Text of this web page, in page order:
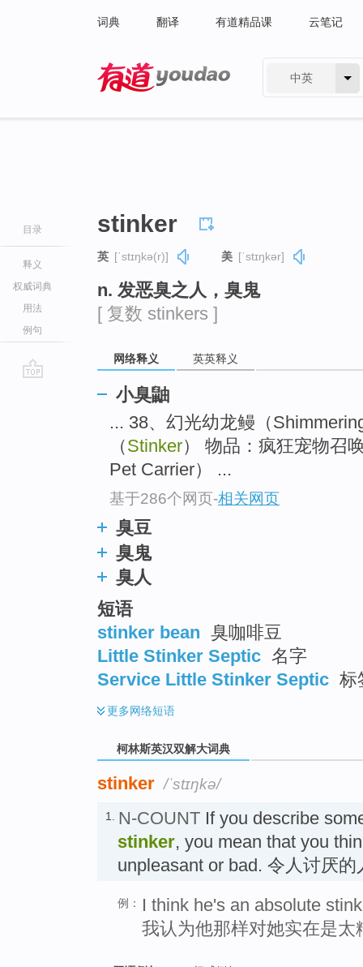
词典 翻译 有道精品课 云笔记
中英
目录
释义
权威词典
用法
例句
stinker
英 [ˈstɪŋkə(r)] 美 [ˈstɪŋkər]
n. 发恶臭之人，臭鬼
[ 复数 stinkers ]
网络释义 英英释义
小臭鼬
... 38、幻光幼龙鳗（
（Stinker） 物品：疯狂宠物召
Pet Carrier） ...
基于286个网页-相关网页
臭豆
臭鬼
臭人
短语
stinker bean 臭咖啡豆
Little Stinker Septic 名字
Service Little Stinker Septic 标
更多网络短语
柯林斯英汉双解大词典
stinker /ˈstɪŋkə/
1. N-COUNT If you describe
stinker, you mean that you
unpleasant or bad. 令人讨厌
例：
I think he's an absolute
我认为他那样对她实在是太